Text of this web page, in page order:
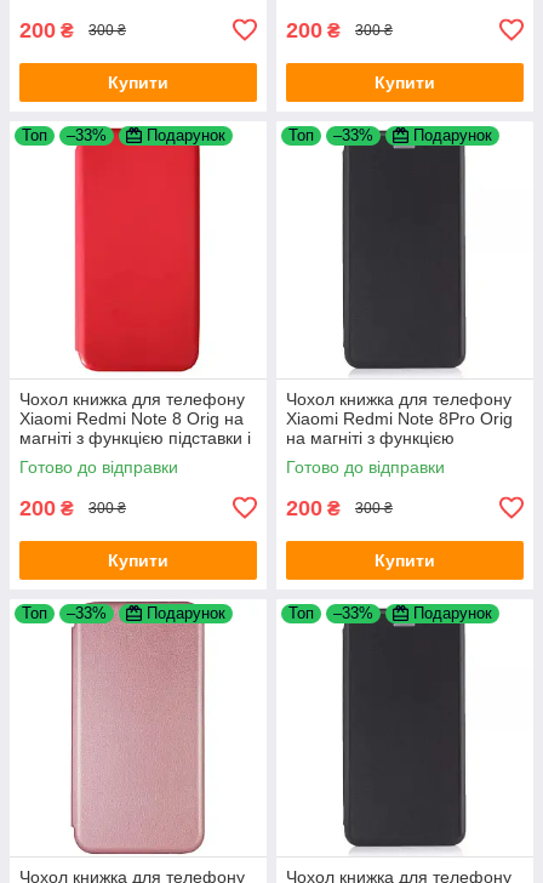
200 ₴ 300 ₴
Купити
200 ₴ 300 ₴
Купити
Топ –33% Подарунок
Чохол книжка для телефону
Xiaomi Redmi Note 8 Orig на
магніті з функцією підставки і
кишенею для карт Red 4you
Готово до відправки
200 ₴ 300 ₴
Купити
Топ –33% Подарунок
Чохол книжка для телефону
Xiaomi Redmi Note 8Pro Orig
на магніті з функцією
підставки і кишенею для карт
Black 4you
Готово до відправки
200 ₴ 300 ₴
Купити
Топ –33% Подарунок
Чохол книжка для телефону
Топ –33% Подарунок
Чохол книжка для телефону